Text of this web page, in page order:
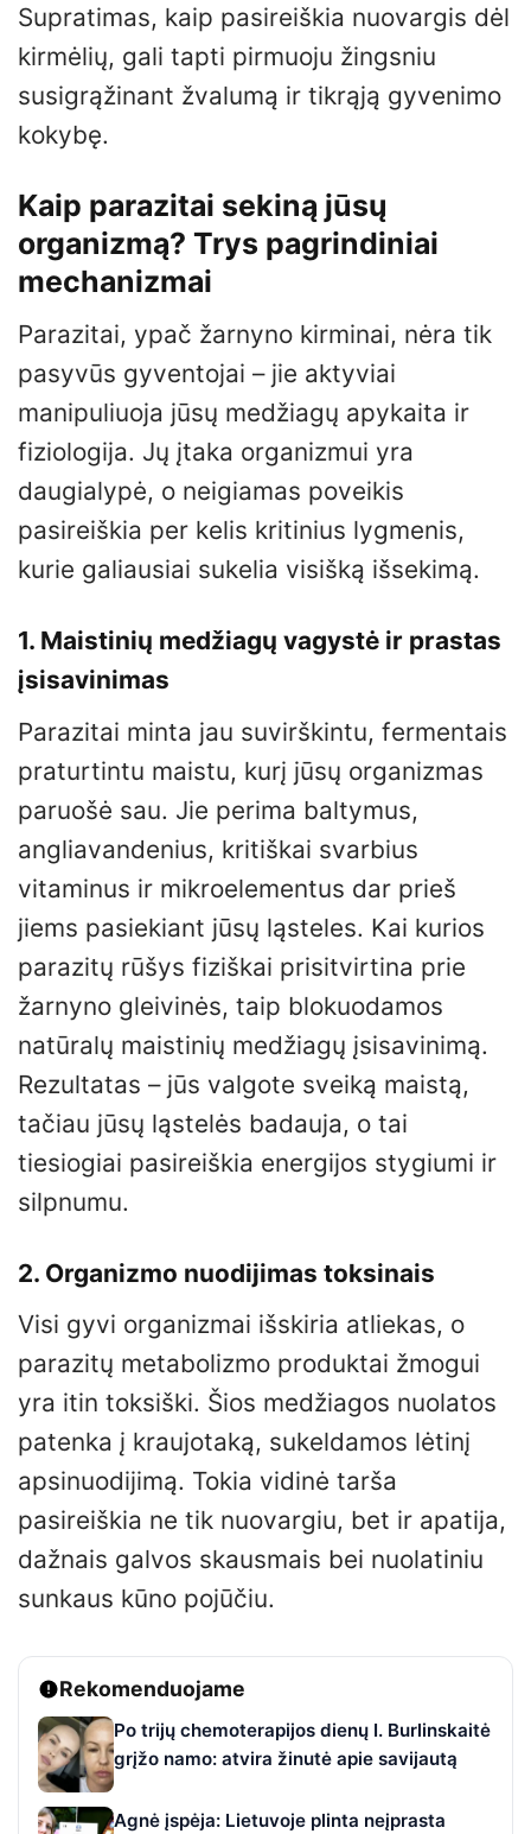
Supratimas, kaip pasireiškia nuovargis dėl
kirmėlių, gali tapti pirmuoju žingsniu
susigrąžinant žvalumą ir tikrąją gyvenimo
kokybę.
Kaip parazitai sekiną jūsų
organizmą? Trys pagrindiniai
mechanizmai
Parazitai, ypač žarnyno kirminai, nėra tik
pasyvūs gyventojai – jie aktyviai
manipuliuoja jūsų medžiagų apykaita ir
fiziologija. Jų įtaka organizmui yra
daugialypė, o neigiamas poveikis
pasireiškia per kelis kritinius lygmenis,
kurie galiausiai sukelia visišką išsekimą.
1. Maistinių medžiagų vagystė ir prastas
įsisavinimas
Parazitai minta jau suvirškintu, fermentais
praturtintu maistu, kurį jūsų organizmas
paruošė sau. Jie perima baltymus,
angliavandenius, kritiškai svarbius
vitaminus ir mikroelementus dar prieš
jiems pasiekiant jūsų ląsteles. Kai kurios
parazitų rūšys fiziškai prisitvirtina prie
žarnyno gleivinės, taip blokuodamos
natūralų maistinių medžiagų įsisavinimą.
Rezultatas – jūs valgote sveiką maistą,
tačiau jūsų ląstelės badauja, o tai
tiesiogiai pasireiškia energijos stygiumi ir
silpnumu.
2. Organizmo nuodijimas toksinais
Visi gyvi organizmai išskiria atliekas, o
parazitų metabolizmo produktai žmogui
yra itin toksiški. Šios medžiagos nuolatos
patenka į kraujotaką, sukeldamos lėtinį
apsinuodijimą. Tokia vidinė tarša
pasireiškia ne tik nuovargiu, bet ir apatija,
dažnais galvos skausmais bei nuolatiniu
sunkaus kūno pojūčiu.
Rekomenduojame
Po trijų chemoterapijos dienų I. Burlinskaitė
grįžo namo: atvira žinutė apie savijautą
Agnė įspėja: Lietuvoje plinta neįprasta